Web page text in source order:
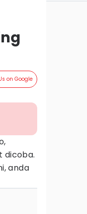
on Google
dicoba.
anda